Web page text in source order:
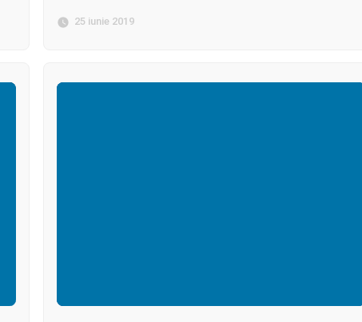
25 iunie 2019